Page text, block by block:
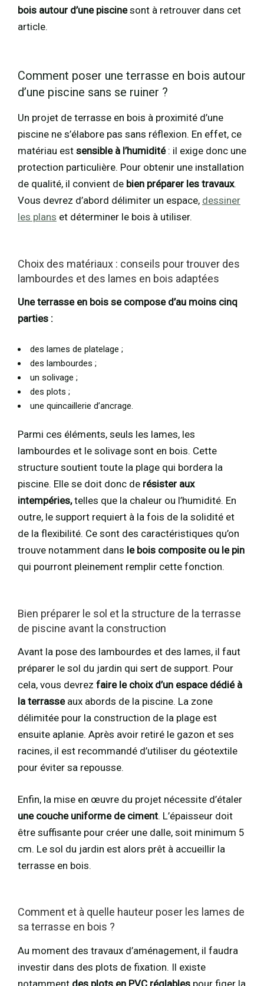
bois autour d’une piscinesont à retrouver dans cet
article.
Comment poser une terrasse en bois autour
d’une piscine sans se ruiner ?
Un projet de terrasse en bois à proximité d’une
piscine ne s’élabore pas sans réflexion. En effet, ce
matériau est sensible à l’humidité: il exige donc une
protection particulière. Pour obtenir une installation
de qualité, il convient de bien préparer les travaux.
Vous devrez d’abord délimiter un espace, dessiner
les plans et déterminer le bois à utiliser.
Choix des matériaux : conseils pour trouver des
lambourdes et des lames en bois adaptées
Une terrasse en bois se compose d’au moins cinq
parties :
des lames de platelage ;
des lambourdes ;
un solivage ;
des plots ;
une quincaillerie d’ancrage.
Parmi ces éléments, seuls les lames, les
lambourdes et le solivage sont en bois. Cette
structure soutient toute la plage qui bordera la
piscine. Elle se doit donc de résister aux
intempéries,telles que la chaleur ou l’humidité. En
outre, le support requiert à la fois de la solidité et
de la flexibilité. Ce sont des caractéristiques qu’on
trouve notamment dans le bois composite ou le pin
qui pourront pleinement remplir cette fonction.
Bien préparer le sol et la structure de la terrasse
de piscine avant la construction
Avant la pose des lambourdes et des lames, il faut
préparer le sol du jardin qui sert de support. Pour
cela, vous devrez faire le choix d’un espace dédié à
la terrasseaux abords de la piscine. La zone
délimitée pour la construction de la plage est
ensuite aplanie. Après avoir retiré le gazon et ses
racines, il est recommandé d’utiliser du géotextile
pour éviter sa repousse.
Enfin, la mise en œuvre du projet nécessite d’étaler
une couche uniforme de ciment. L’épaisseur doit
être suffisante pour créer une dalle, soit minimum 5
cm. Le sol du jardin est alors prêt à accueillir la
terrasse en bois.
Comment et à quelle hauteur poser les lames de
sa terrasse en bois ?
Au moment des travaux d’aménagement, il faudra
investir dans des plots de fixation. Il existe
notamment des plots en PVC réglables pour figer la